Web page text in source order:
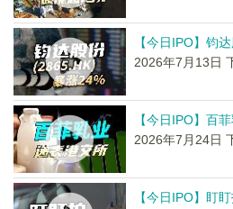
【今日IPO】钧
2026年7月13日
【今日IPO】百
2026年7月24日
【今日IPO】盯